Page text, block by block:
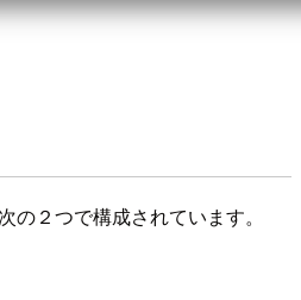
の２つで構成されています。